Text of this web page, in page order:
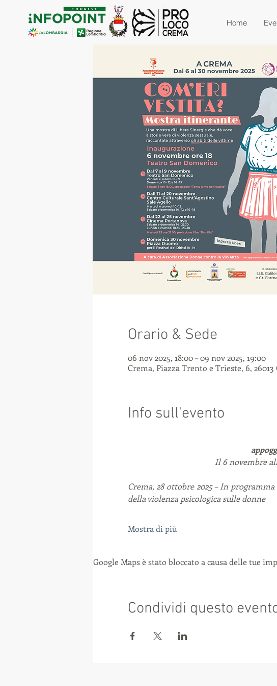
Home
Orario & Sede
06 nov 2025, 18:00 – 09 nov 2025, 19:00
Crema, Piazza Trento e Trieste, 6,
Info sull'evento
Il 6 novembre
Crema, 28 ottobre 2025 – In
della violenza psicologica sulle donne
Mostra di più
Google Maps è stato bloccato a causa delle tue
Condividi questo